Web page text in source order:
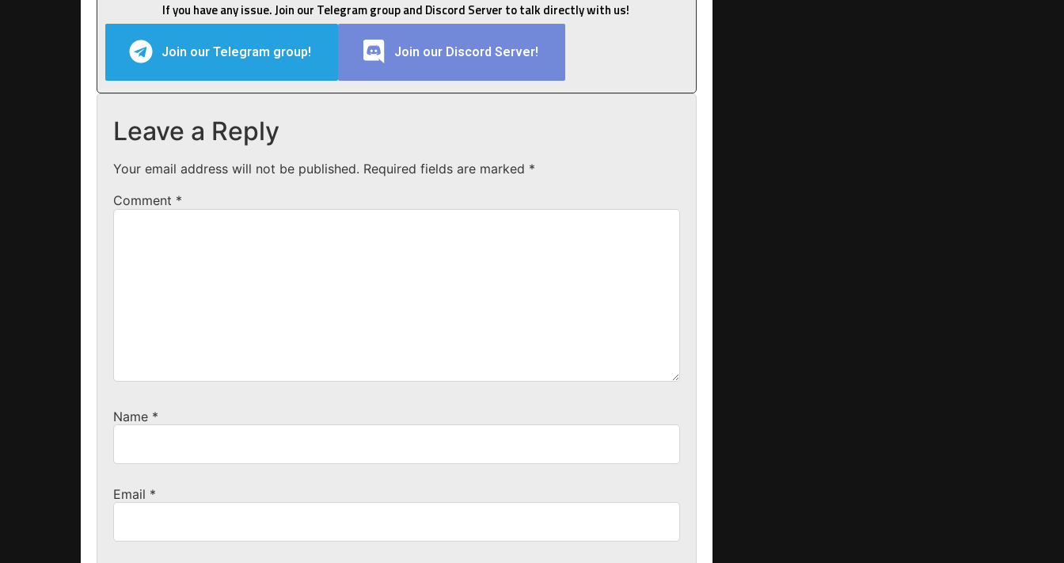
If you have any issue. Join our Telegram group and Discord Server to talk directly with us!
Join our Telegram group! Join our Discord Server!
Leave a Reply
Your email address will not be published. Required fields are marked *
Comment *
Name *
Email *